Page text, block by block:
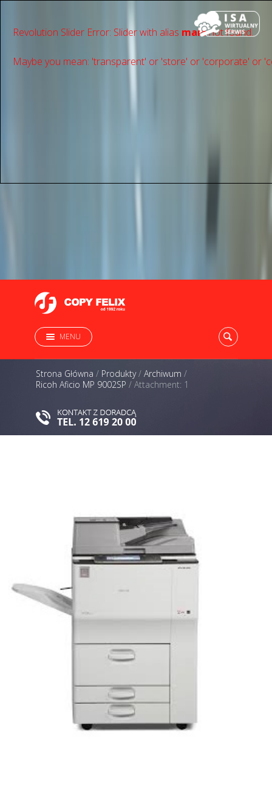
Revolution Slider Error: Slider with alias mainnot found.
Maybe you mean: 'transparent' or 'store' or 'сorporate' or
MENU
Strona Główna / Produkty/ Archiwum /
Ricoh Aficio MP 9002SP / Attachment: 1